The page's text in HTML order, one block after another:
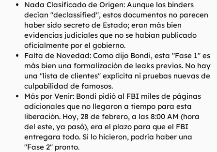
Nada Clasificado de Origen: Aunque los binders
decían "declassified", estos documentos no parecen
haber sido secreto de Estado; eran más bien
evidencias judiciales que no se habían publicado
oficialmente por el gobierno.
Falta de Novedad: Como dijo Bondi, esta "Fase 1" es
más bien una formalización de leaks previos. No hay
una "lista de clientes" explícita ni pruebas nuevas de
culpabilidad de famosos.
Más por Venir: Bondi pidió al FBI miles de páginas
adicionales que no llegaron a tiempo para esta
liberación. Hoy, 28 de febrero, a las 8:00 AM (hora
del este, ya pasó), era el plazo para que el FBI
entregara todo. Si lo hicieron, podría haber una
"Fase 2" pronto.